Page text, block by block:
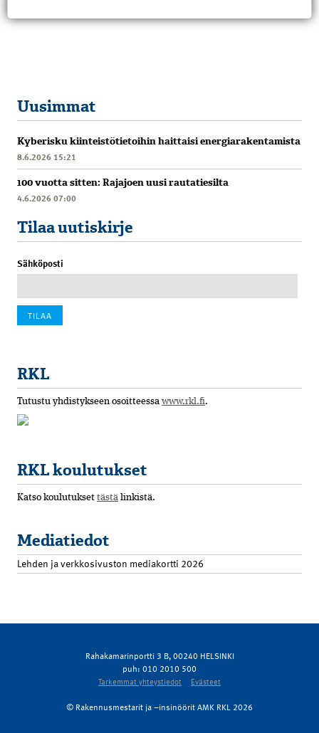
Uusimmat
Kyberisku kiinteistötietoihin haittaisi energiarakentamista
8.6.2026 15:21
100 vuotta sitten: Rajajoen uusi rautatiesilta
4.6.2026 07:00
Tilaa uutiskirje
Sähköposti
RKL
Tutustu yhdistykseen osoitteessa www.rkl.fi.
RKL koulutukset
Katso koulutukset tästä linkistä.
Mediatiedot
Lehden ja verkkosivuston mediakortti 2026
Rahakamarinportti 3 B, 00240 HELSINKI
puh: 010 2010 500
Tarkemmat yhteystiedot Evästeet
© Rakennusmestarit ja –insinöörit AMK RKL 2026